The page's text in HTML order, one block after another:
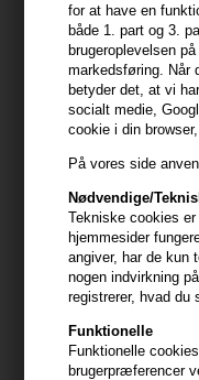
for at have en
både 1. part og 3.
brugeroplevelsen
markedsføring.
betyder det, at vi
socialt medie,
cookie i din
På vores side
Nødvendige/
Tekniske cookies
hjemmesider
angiver, har de kun
nogen indvirkning
registrerer, hvad du
Funktionelle
Funktionelle
brugerpræferencer
glans. Indeholder UV-
nedbrydende stråler.
veganske ingredienser,
brugere.
Anvendelse
Ryst flasken godt før
for at opnå øjeblikkelig
Four Reasons Original
behov for at forfriske
til brug efter hårvask
Størrelse: 250ml
Four Reasons shampoo